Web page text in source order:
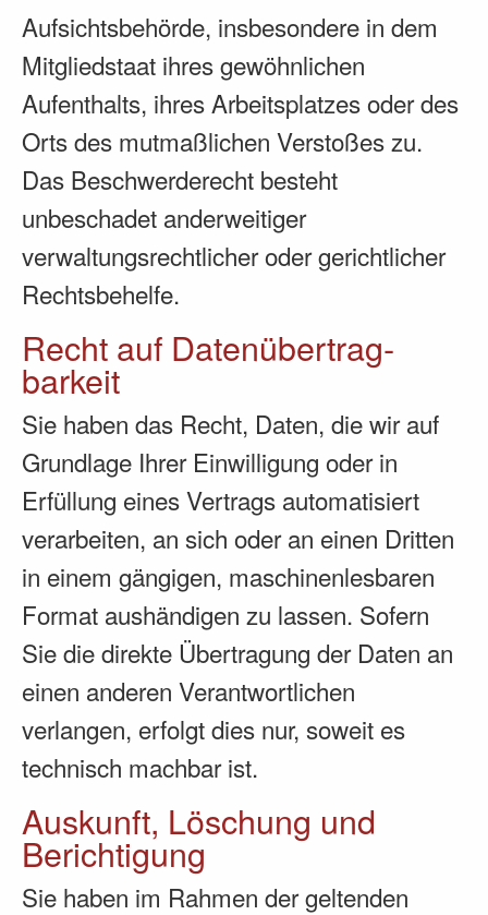
Aufsichtsbehörde, insbesondere in dem
Mitgliedstaat ihres gewöhnlichen
Aufenthalts, ihres Arbeitsplatzes oder des
Orts des mutmaßlichen Verstoßes zu.
Das Beschwerderecht besteht
unbeschadet anderweitiger
verwaltungsrechtlicher oder gerichtlicher
Rechtsbehelfe.
Recht auf Daten­übertrag­
barkeit
Sie haben das Recht, Daten, die wir auf
Grundlage Ihrer Einwilligung oder in
Erfüllung eines Vertrags automatisiert
verarbeiten, an sich oder an einen Dritten
in einem gängigen, maschinenlesbaren
Format aushändigen zu lassen. Sofern
Sie die direkte Übertragung der Daten an
einen anderen Verantwortlichen
verlangen, erfolgt dies nur, soweit es
technisch machbar ist.
Auskunft, Löschung und
Berichtigung
Sie haben im Rahmen der geltenden